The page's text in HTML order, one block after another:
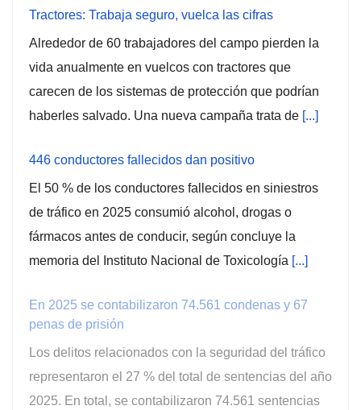
Tractores: Trabaja seguro, vuelca las cifras
Alrededor de 60 trabajadores del campo pierden la
vida anualmente en vuelcos con tractores que
carecen de los sistemas de protección que podrían
haberles salvado. Una nueva campaña trata de [...]
446 conductores fallecidos dan positivo
El 50 % de los conductores fallecidos en siniestros
de tráfico en 2025 consumió alcohol, drogas o
fármacos antes de conducir, según concluye la
memoria del Instituto Nacional de Toxicología [...]
En 2025 se contabilizaron 74.561 condenas y 67
penas de prisión
Los delitos relacionados con la seguridad del tráfico
representaron el 27 % del total de sentencias del año
2025. En total, se contabilizaron 74.561 sentencias